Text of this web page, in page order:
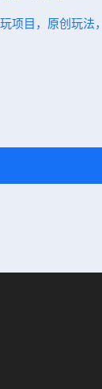
项目，原创玩法